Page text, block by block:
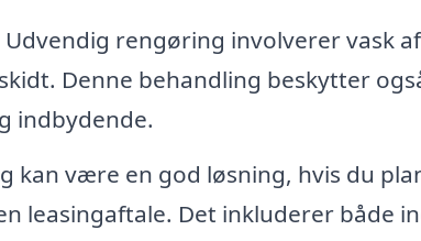
Udvendig rengøring involverer vask
Denne behandling beskytter
indbydende.
kan være en god løsning, hvis du
leasingaftale. Det inkluderer både